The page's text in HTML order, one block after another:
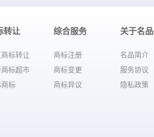
转让
标转让
标超市
标
综合服务
商标注册
商标变更
商标异议
关于名品
名品简介
服务协议
隐私政策